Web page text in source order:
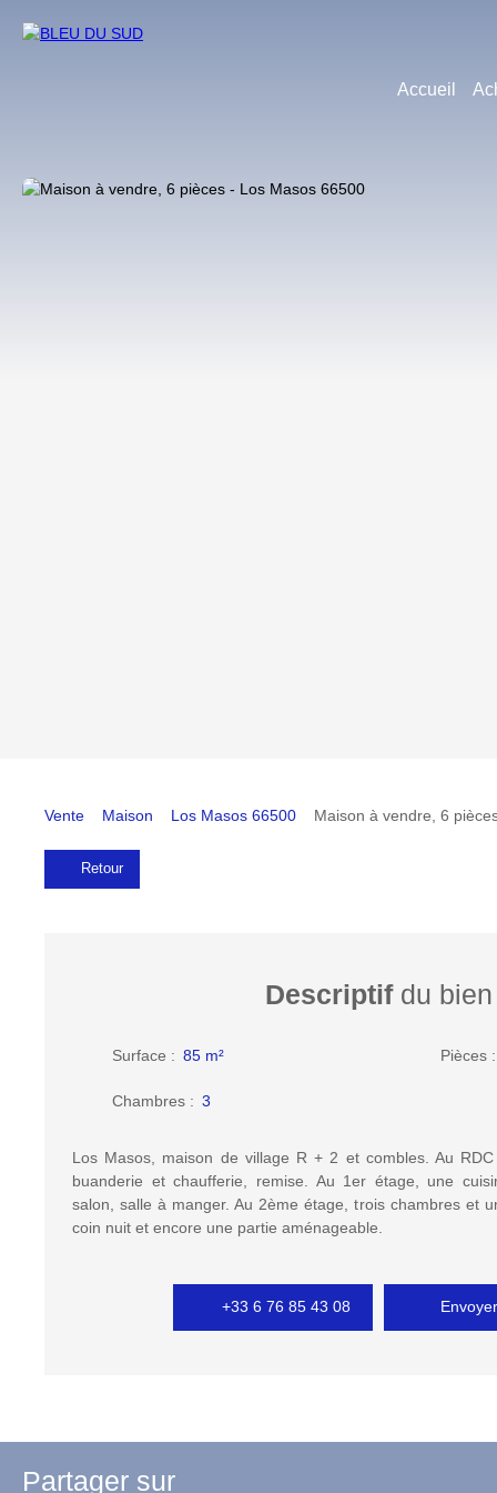
Accueil
Vente Maison Los Masos 66500 Maison à vendre, 6
Retour
Descriptifdu bien
Surface : 85 m² Pièces :
Chambres : 3
Los Masos, maison de village R + 2 et combles. Au
buanderie et chaufferie, remise. Au 1er étage, une
salon, salle à manger. Au 2ème étage, trois chambres et
coin nuit et encore une partie aménageable.
+33 6 76 85 43 08
Partager sur